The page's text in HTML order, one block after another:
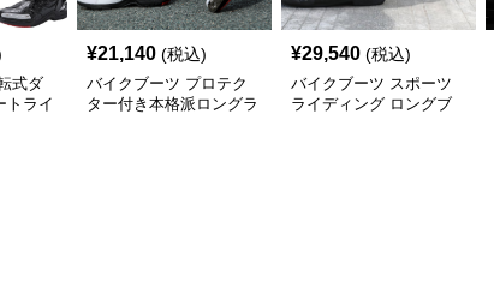
式ダ
トライ
¥21,140 (税込)
バイクブーツ プロテク
ター付き本格派ロングラ
¥29,540 (税込)
バイクブーツ スポーツ
ライディング ロングブ